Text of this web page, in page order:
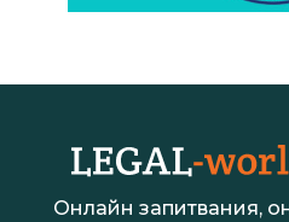
Онлайн запитвания,